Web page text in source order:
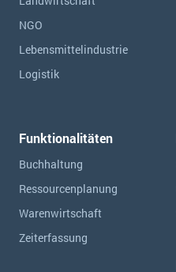
NGO
Lebensmittelindustrie
Logistik
Funktionalitäten
Buchhaltung
Ressourcen­planung
Warenwirtschaft
Zeiterfassung